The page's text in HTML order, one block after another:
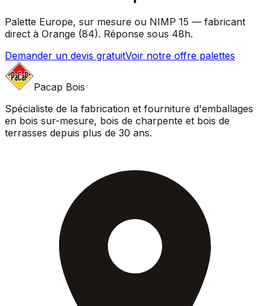
Palette Europe, sur mesure ou NIMP 15 — fabricant
direct à Orange (84). Réponse sous 48h.
Demander un devis gratuitVoir notre offre palettes
Pacap Bois
Spécialiste de la fabrication et fourniture d'emballages
en bois sur-mesure, bois de charpente et bois de
terrasses depuis plus de 30 ans.